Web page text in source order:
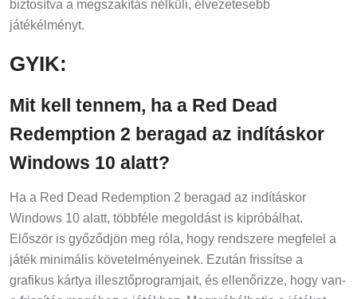
biztosítva a megszakítás nélküli, élvezetesebb
játékélményt.
GYIK:
Mit kell tennem, ha a Red Dead
Redemption 2 beragad az indításkor
Windows 10 alatt?
Ha a Red Dead Redemption 2 beragad az indításkor
Windows 10 alatt, többféle megoldást is kipróbálhat.
Először is győződjön meg róla, hogy rendszere megfelel a
játék minimális követelményeinek. Ezután frissítse a
grafikus kártya illesztőprogramjait, és ellenőrizze, hogy van-